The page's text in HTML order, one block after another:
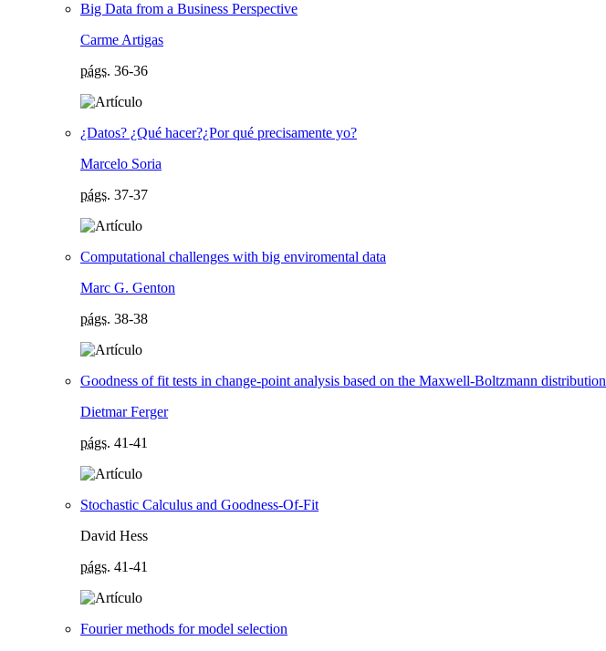
Big Data from a Business Perspective
Carme Artigas
págs. 36-36
¿Datos? ¿Qué hacer?¿Por qué precisamente yo?
Marcelo Soria
págs. 37-37
Computational challenges with big enviromental data
Marc G. Genton
págs. 38-38
Goodness of fit tests in change-point analysis based on the Maxwell-Boltzmann distribution
Dietmar Ferger
págs. 41-41
Stochastic Calculus and Goodness-Of-Fit
David Hess
págs. 41-41
Fourier methods for model selection